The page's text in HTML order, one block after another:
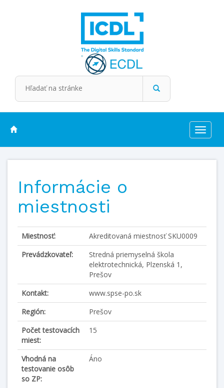
Toggle
Informácie o
miestnosti
Miestnosť:
Akreditovaná miestnosť SKU0009
Prevádzkovateľ:
Stredná priemyselná škola
elektrotechnická, Plzenská 1,
Prešov
Kontakt:
www.spse-po.sk
Región:
Prešov
Počet testovacích
miest:
15
Vhodná na
testovanie osôb
so ZP:
Áno